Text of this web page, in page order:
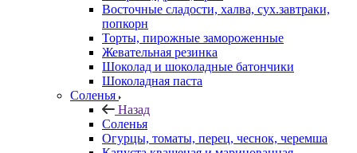
Восточные сладости, халва, сух.завтраки,
попкорн
Торты, пирожные замороженные
Жевательная резинка
Шоколад и шоколадные батончики
Шоколадная паста
Соленья
Назад
Соленья
Огурцы, томаты, перец, чеснок, черемша